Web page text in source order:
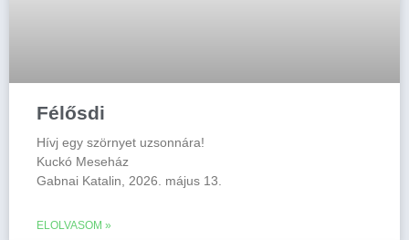
Félősdi
Hívj egy szörnyet uzsonnára!
Kuckó Meseház
Gabnai Katalin, 2026. május 13.
ELOLVASOM »